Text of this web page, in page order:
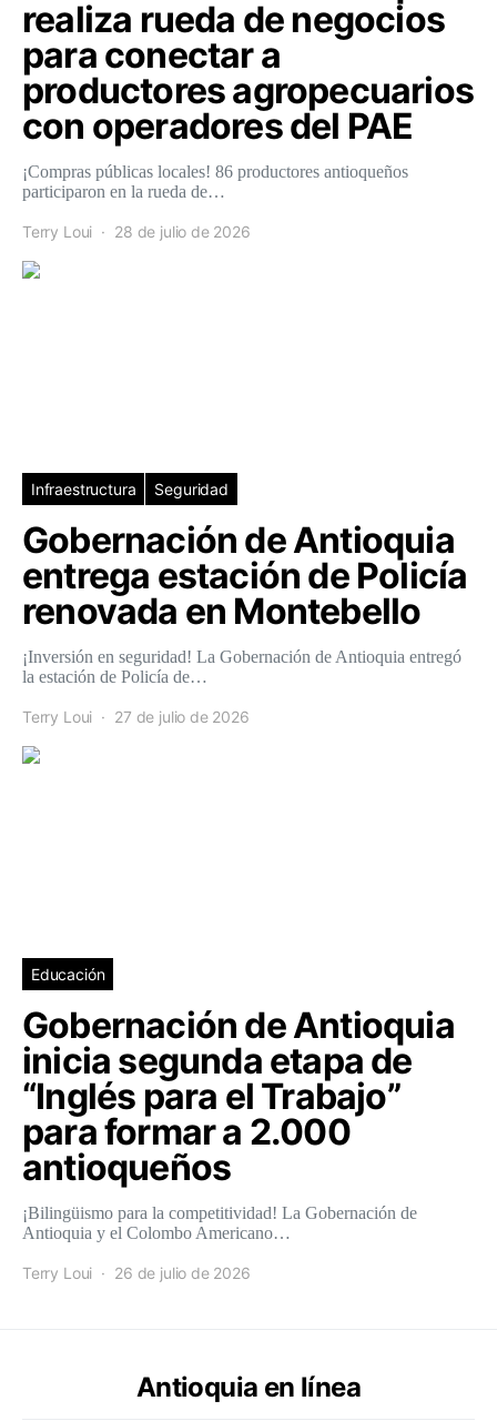
realiza rueda de negocios
para conectar a
productores agropecuarios
con operadores del PAE
¡Compras públicas locales! 86 productores antioqueños
participaron en la rueda de…
Terry Loui 28 de julio de 2026
Infraestructura Seguridad
Gobernación de Antioquia
entrega estación de Policía
renovada en Montebello
¡Inversión en seguridad! La Gobernación de Antioquia entregó
la estación de Policía de…
Terry Loui 27 de julio de 2026
Educación
Gobernación de Antioquia
inicia segunda etapa de
“Inglés para el Trabajo”
para formar a 2.000
antioqueños
¡Bilingüismo para la competitividad! La Gobernación de
Antioquia y el Colombo Americano…
Terry Loui 26 de julio de 2026
Antioquia en línea